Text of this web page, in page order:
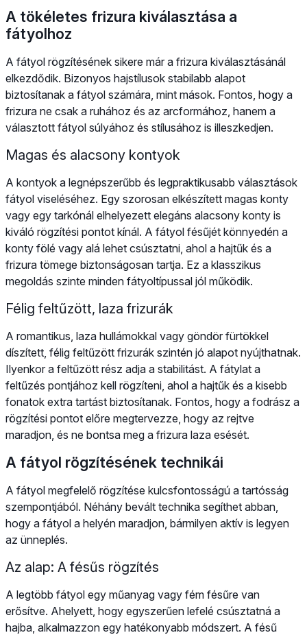
A tökéletes frizura kiválasztása a
fátyolhoz
A fátyol rögzítésének sikere már a frizura kiválasztásánál
elkezdődik. Bizonyos hajstílusok stabilabb alapot
biztosítanak a fátyol számára, mint mások. Fontos, hogy a
frizura ne csak a ruhához és az arcformához, hanem a
választott fátyol súlyához és stílusához is illeszkedjen.
Magas és alacsony kontyok
A kontyok a legnépszerűbb és legpraktikusabb választások
fátyol viseléséhez. Egy szorosan elkészített magas konty
vagy egy tarkónál elhelyezett elegáns alacsony konty is
kiváló rögzítési pontot kínál. A fátyol fésűjét könnyedén a
konty fölé vagy alá lehet csúsztatni, ahol a hajtűk és a
frizura tömege biztonságosan tartja. Ez a klasszikus
megoldás szinte minden fátyoltípussal jól működik.
Félig feltűzött, laza frizurák
A romantikus, laza hullámokkal vagy göndör fürtökkel
díszített, félig feltűzött frizurák szintén jó alapot nyújthatnak.
Ilyenkor a feltűzött rész adja a stabilitást. A fátylat a
feltűzés pontjához kell rögzíteni, ahol a hajtűk és a kisebb
fonatok extra tartást biztosítanak. Fontos, hogy a fodrász a
rögzítési pontot előre megtervezze, hogy az rejtve
maradjon, és ne bontsa meg a frizura laza esését.
A fátyol rögzítésének technikái
A fátyol megfelelő rögzítése kulcsfontosságú a tartósság
szempontjából. Néhány bevált technika segíthet abban,
hogy a fátyol a helyén maradjon, bármilyen aktív is legyen
az ünneplés.
Az alap: A fésűs rögzítés
A legtöbb fátyol egy műanyag vagy fém fésűre van
erősítve. Ahelyett, hogy egyszerűen lefelé csúsztatná a
hajba, alkalmazzon egy hatékonyabb módszert. A fésű